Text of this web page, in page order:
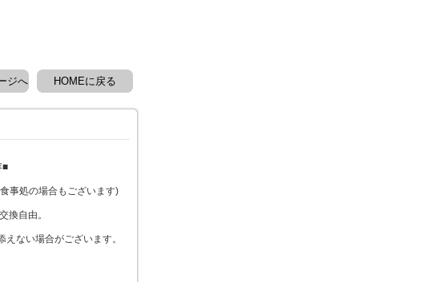
HOMEに戻る
ジへ
■
事処の場合もございます)
換自由。
ない場合がございます。